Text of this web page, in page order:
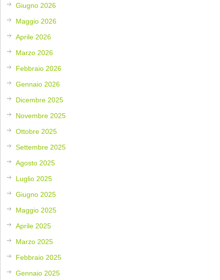
Giugno 2026
Maggio 2026
Aprile 2026
Marzo 2026
Febbraio 2026
Gennaio 2026
Dicembre 2025
Novembre 2025
Ottobre 2025
Settembre 2025
Agosto 2025
Luglio 2025
Giugno 2025
Maggio 2025
Aprile 2025
Marzo 2025
Febbraio 2025
Gennaio 2025